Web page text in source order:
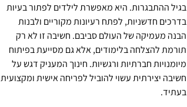
בגיל ההתבגרות. היא מאפשרת לילדים לפתור בעיות
בדרכים חדשניות, לפתח רעיונות מקוריים ולבנות
הבנה מעמיקה של העולם סביבם. חשיבה זו לא רק
תורמת להצלחה בלימודים, אלא גם מסייעת בפיתוח
מיומנויות חברתיות ורגשיות. חינוך המעניק דגש על
חשיבה יצירתית עשוי להוביל לפריחה אישית ומקצועית
בעתיד.